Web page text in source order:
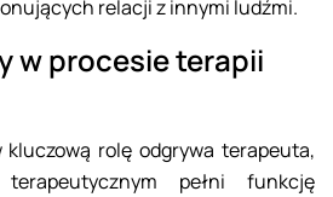
relacji z innymi ludźmi.
w procesie terapii
rolę odgrywa terapeuta,
pełni funkcję